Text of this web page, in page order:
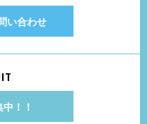
い合わせ
！！